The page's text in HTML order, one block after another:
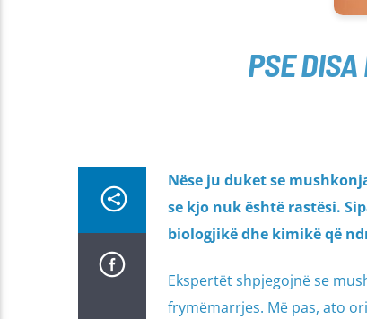
PSE DISA
Nëse ju duket se
se kjo nuk është rastësi.
biologjikë dhe kimikë që
Ekspertët shpjegojnë se
frymëmarrjes. Më pas, ato